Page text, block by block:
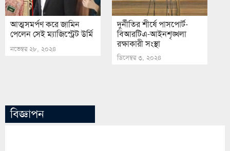
আত্মসমর্পণ করে জামিন
পেলেন সেই ম্যাজিস্ট্রেট উর্মি
নভেম্বর ২৮, ২০২৪
দুর্নীতির শীর্ষে পাসপোর্ট-
বিআরটিএ-আইনশৃঙ্খলা
রক্ষাকারী সংস্থা
ডিসেম্বর ৩, ২০২৪
বিজ্ঞাপন